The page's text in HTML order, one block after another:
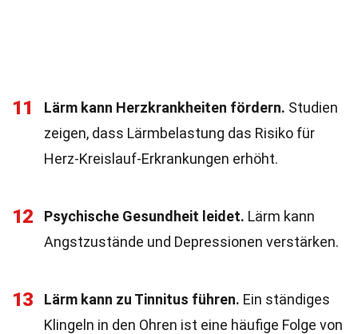
11 Lärm kann Herzkrankheiten fördern. Studien
zeigen, dass Lärmbelastung das Risiko für
Herz-Kreislauf-Erkrankungen erhöht.
12 Psychische Gesundheit leidet. Lärm kann
Angstzustände und Depressionen verstärken.
13 Lärm kann zu Tinnitus führen. Ein ständiges
Klingeln in den Ohren ist eine häufige Folge von